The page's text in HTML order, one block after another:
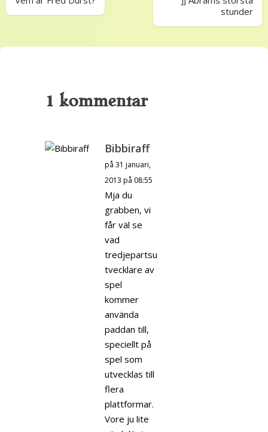
stunder
1 kommentar
Bibbiraff
på 31 januari,
2013 på 08:55
Mja du
grabben, vi
får väl se
vad
tredjepartsu
tvecklare av
spel
kommer
använda
paddan till,
speciellt på
spel som
utvecklas till
flera
plattformar.
Vore ju lite